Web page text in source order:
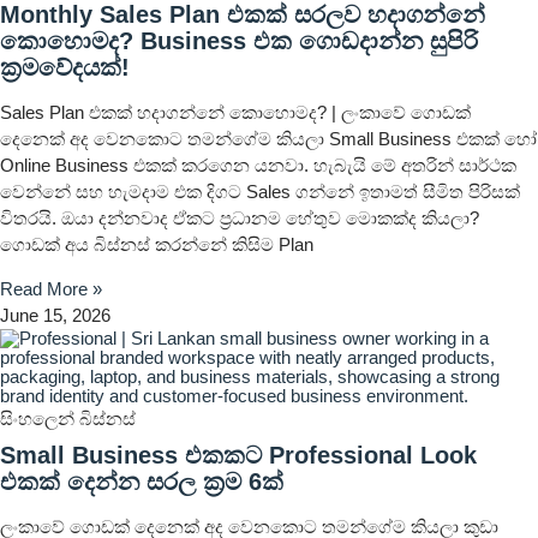
Monthly Sales Plan එකක් සරලව හදාගන්නේ
කොහොමද? Business එක ගොඩදාන්න සුපිරි
ක්‍රමවේදයක්!
Sales Plan එකක් හදාගන්නේ කොහොමද? | ලංකාවේ ගොඩක්
දෙනෙක් අද වෙනකොට තමන්ගේම කියලා Small Business එකක් හෝ
Online Business එකක් කරගෙන යනවා. හැබැයි මේ අතරින් සාර්ථක
වෙන්නේ සහ හැමදාම එක දිගට Sales ගන්නේ ඉතාමත් සීමිත පිරිසක්
විතරයි. ඔයා දන්නවාද ඒකට ප්‍රධානම හේතුව මොකක්ද කියලා?
ගොඩක් අය බිස්නස් කරන්නේ කිසිම Plan
Read More »
June 15, 2026
සිංහලෙන් බිස්නස්
Small Business එකකට Professional Look
එකක් දෙන්න සරල ක්‍රම 6ක්
ලංකාවේ ගොඩක් දෙනෙක් අද වෙනකොට තමන්ගේම කියලා කුඩා